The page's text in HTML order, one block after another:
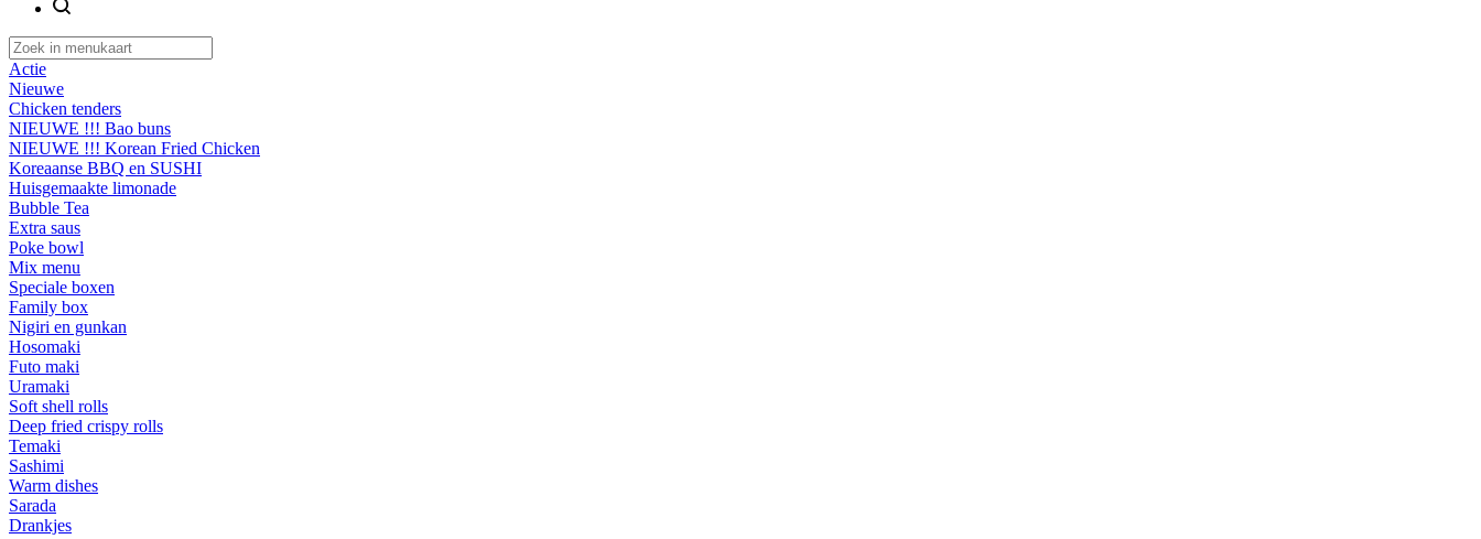
Actie
Nieuwe
Chicken tenders
NIEUWE !!! Bao buns
NIEUWE !!! Korean Fried Chicken
Koreaanse BBQ en SUSHI
Huisgemaakte limonade
Bubble Tea
Extra saus
Poke bowl
Mix menu
Speciale boxen
Family box
Nigiri en gunkan
Hosomaki
Futo maki
Uramaki
Soft shell rolls
Deep fried crispy rolls
Temaki
Sashimi
Warm dishes
Sarada
Drankjes